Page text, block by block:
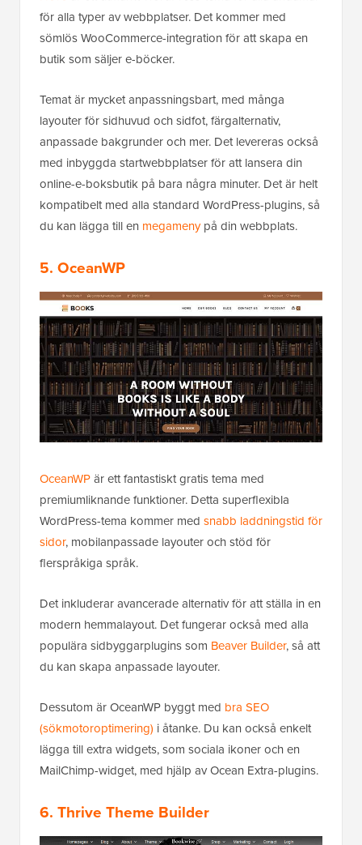
för alla typer av webbplatser. Det kommer med
sömlös WooCommerce-integration för att skapa en
butik som säljer e-böcker.
Temat är mycket anpassningsbart, med många
layouter för sidhuvud och sidfot, färgalternativ,
anpassade bakgrunder och mer. Det levereras också
med inbyggda startwebbplatser för att lansera din
online-e-boksbutik på bara några minuter. Det är helt
kompatibelt med alla standard WordPress-plugins, så
du kan lägga till en megamenypå din webbplats.
5. OceanWP
OceanWPär ett fantastiskt gratis tema med
premiumliknande funktioner. Detta superflexibla
WordPress-tema kommer med snabb laddningstid för
sidor, mobilanpassade layouter och stöd för
flerspråkiga språk.
Det inkluderar avancerade alternativ för att ställa in en
modern hemmalayout. Det fungerar också med alla
populära sidbyggarplugins som Beaver Builder, så att
du kan skapa anpassade layouter.
Dessutom är OceanWP byggt med bra SEO
(sökmotoroptimering) i åtanke. Du kan också enkelt
lägga till extra widgets, som sociala ikoner och en
MailChimp-widget, med hjälp av Ocean Extra-plugins.
6. Thrive Theme Builder